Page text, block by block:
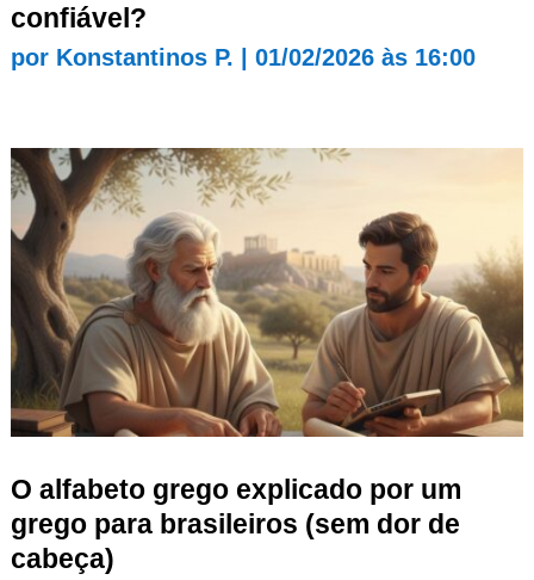
confiável?
por Konstantinos P. | 01/02/2026 às 16:00
O alfabeto grego explicado por um
grego para brasileiros (sem dor de
cabeça)